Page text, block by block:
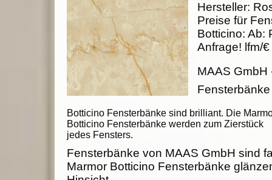
Botticino Fensterbänke sind brilliant. Die
Botticino Fensterbänke werden zum Zierstück
jedes Fensters.
Hersteller:
Preise für
Botticino: Ab:
Anfrage! lfm/€
MAAS GmbH
Fensterbänke
Fensterbänke von MAAS GmbH sind
Marmor Botticino Fensterbänke